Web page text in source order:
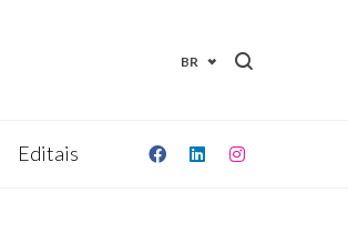
BR
Editais